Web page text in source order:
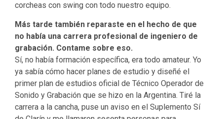
corcheas con swing con todo nuestro equipo.
Más tarde también reparaste en el hecho de que
no había una carrera profesional de ingeniero de
grabación. Contame sobre eso.
Sí, no había formación específica, era todo amateur. Yo
ya sabía cómo hacer planes de estudio y diseñé el
primer plan de estudios oficial de Técnico Operador de
Sonido y Grabación que se hizo en la Argentina. Tiré la
carrera a la cancha, puse un aviso en el Suplemento Sí